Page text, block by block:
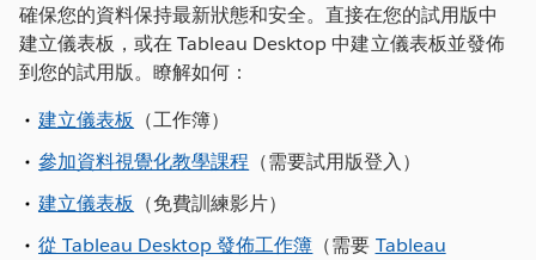
確保您的資料保持最新狀態和安全。直接在您的試用版中
建立儀表板，或在 Tableau Desktop 中建立儀表板並發佈
到您的試用版。瞭解如何：
建立儀表板 （工作簿）
參加資料視覺化教學課程 （需要試用版登入）
建立儀表板 （免費訓練影片）
從 Tableau Desktop 發佈工作簿 （需要 Tableau